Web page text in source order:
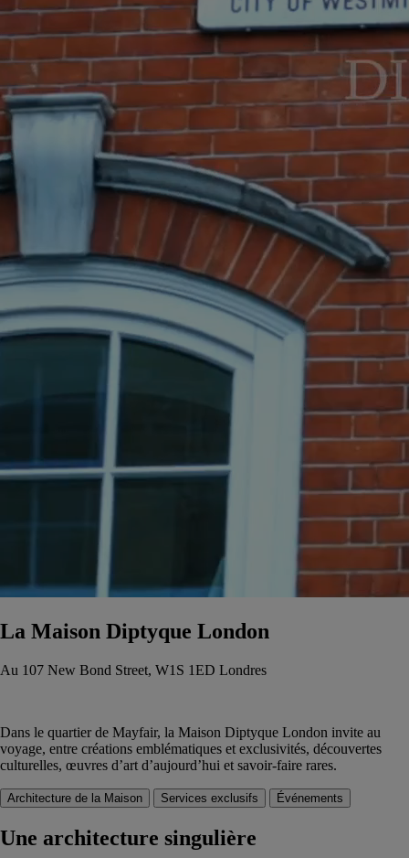
La Maison Diptyque London
Au 107 New Bond Street, W1S 1ED Londres
Dans le quartier de Mayfair, la Maison Diptyque London invite au
voyage, entre créations emblématiques et exclusivités, découvertes
culturelles, œuvres d’art d’aujourd’hui et savoir-faire rares.
Architecture de la Maison Services exclusifs Événements
Une architecture singulière